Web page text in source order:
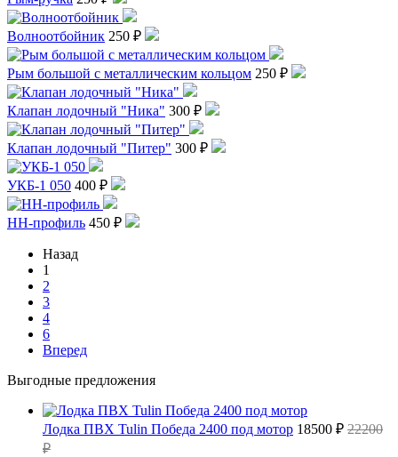
Волноотбойник 250 ₽
Рым большой с металлическим кольцом 250 ₽
Клапан лодочный "Ника" 300 ₽
Клапан лодочный "Питер" 300 ₽
УКБ-1 050 400 ₽
HH-профиль 450 ₽
Назад
1
2
3
4
6
Вперед
Выгодные предложения
Лодка ПВХ Tulin Победа 2400 под мотор 18500 ₽ 22200
₽